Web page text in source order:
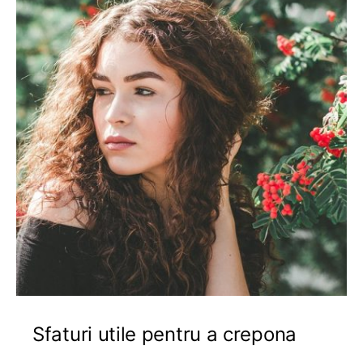
Sfaturi utile pentru a crepona